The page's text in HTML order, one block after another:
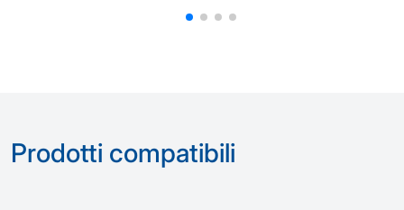
Prodotti compatibili